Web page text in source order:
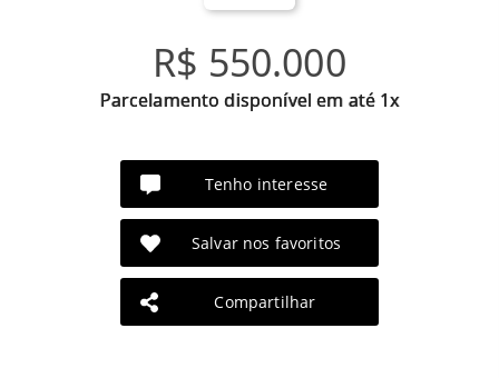
R$ 550.000
Parcelamento disponível em até 1x
Tenho interesse
Salvar nos favoritos
Compartilhar